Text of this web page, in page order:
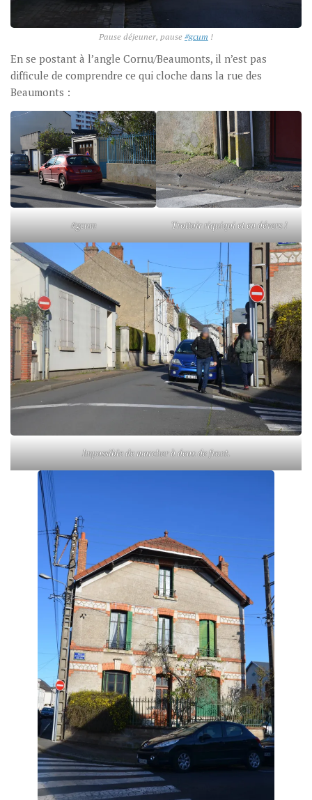
Pause déjeuner, pause #gcum !
En se postant à l’angle Cornu/Beaumonts, il n’est pas
difficule de comprendre ce qui cloche dans la rue des
Beaumonts :
#gcum Trottoir riquiqui et en dévers !
Impossible de marcher à deux de front.